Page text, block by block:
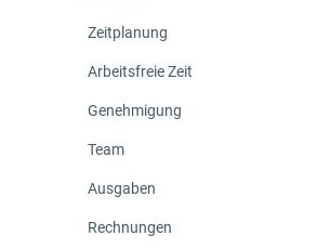
Zeitplanung
Arbeitsfreie Zeit
Genehmigung
Team
Ausgaben
Rechnungen